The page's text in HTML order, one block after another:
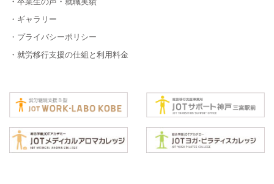
・ギャラリー
・プライバシーポリシー
・就労移行支援の仕組と利用料金